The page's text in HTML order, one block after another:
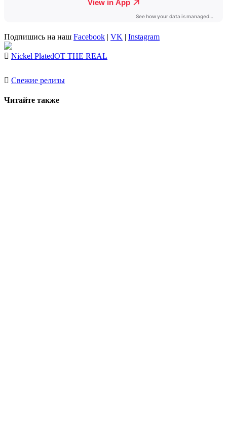
Подпишись на наш Facebook | VK | Instagram
Nickel PlatedOT THE REAL
Свежие релизы
Читайте также